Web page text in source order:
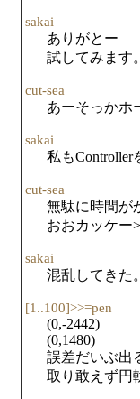
sakai
ありがとー
試してみます。
cut-sea
あーそっかホ
sakai
私も
cut-sea
無駄に時間が
おおカッケー
sakai
混乱してきた
[1..100]>>=pen
(0,-2442)
(0,1480)
誤差だいぶ出
取り敢えず円